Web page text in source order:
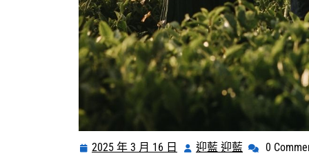
2025 年 3 月 16 日 2025迎藍 迎藍 迎 0